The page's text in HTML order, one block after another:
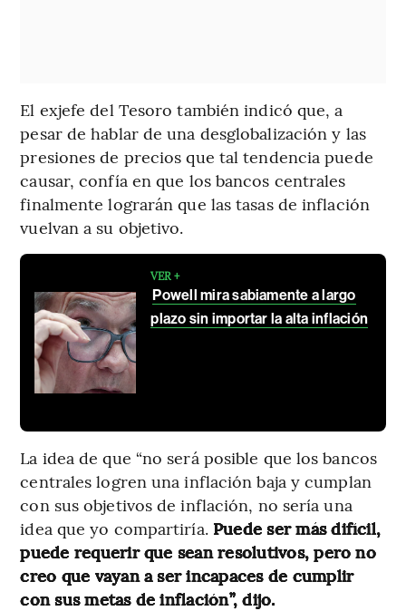
El exjefe del Tesoro también indicó que, a
pesar de hablar de una desglobalización y las
presiones de precios que tal tendencia puede
causar, confía en que los bancos centrales
finalmente lograrán que las tasas de inflación
vuelvan a su objetivo.
VER +
Powell mira sabiamente a largo
plazo sin importar la alta inflación
La idea de que “no será posible que los bancos
centrales logren una inflación baja y cumplan
con sus objetivos de inflación, no sería una
idea que yo compartiría. Puede ser más difícil,
puede requerir que sean resolutivos, pero no
creo que vayan a ser incapaces de cumplir
con sus metas de inflación”, dijo.